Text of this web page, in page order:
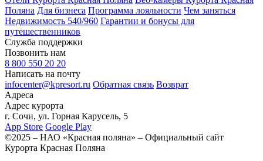
Поляна Для бизнеса Программа лояльности Чем заняться
Недвижимость 540/960 Гарантии и бонусы для
путешественников
Служба поддержки
Позвонить нам
8 800 550 20 20
Написать на почту
infocenter@kpresort.ru Обратная связь Возврат
Адреса
Адрес курорта
г. Сочи, ул. Горная Карусель, 5
App Store Google Play
©2025 – НАО «Красная поляна» – Официальный сайт
Курорта Красная Поляна